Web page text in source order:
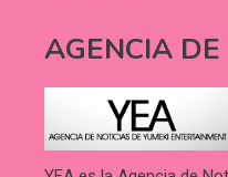
AGENCIA